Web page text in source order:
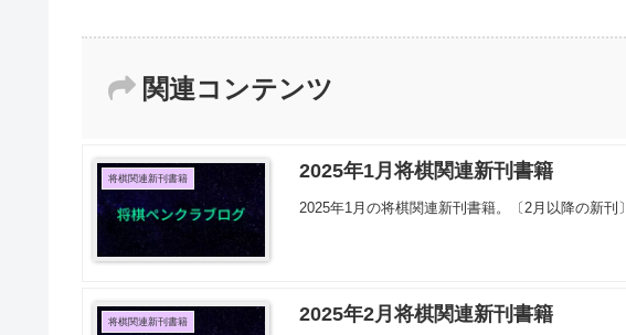
関連コンテンツ
将棋関連新刊書籍 2025年1月将棋関連新刊書籍
2025年1月の将棋関連新刊書籍。〔2月以降の新刊〕
将棋関連新刊書籍 2025年2月将棋関連新刊書籍